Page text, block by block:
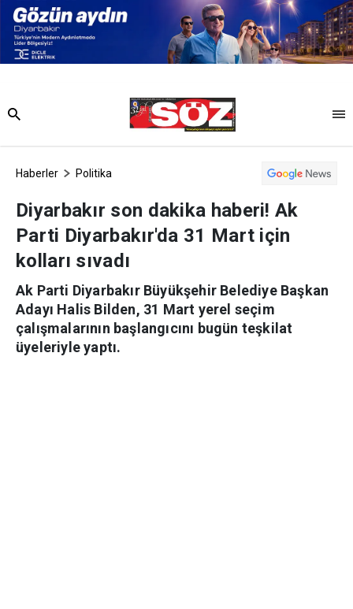
Haberler Politika
Diyarbakır son dakika haberi! Ak
Parti Diyarbakır'da 31 Mart için
kolları sıvadı
Ak Parti Diyarbakır Büyükşehir Belediye Başkan
Adayı Halis Bilden, 31 Mart yerel seçim
çalışmalarının başlangıcını bugün teşkilat
üyeleriyle yaptı.